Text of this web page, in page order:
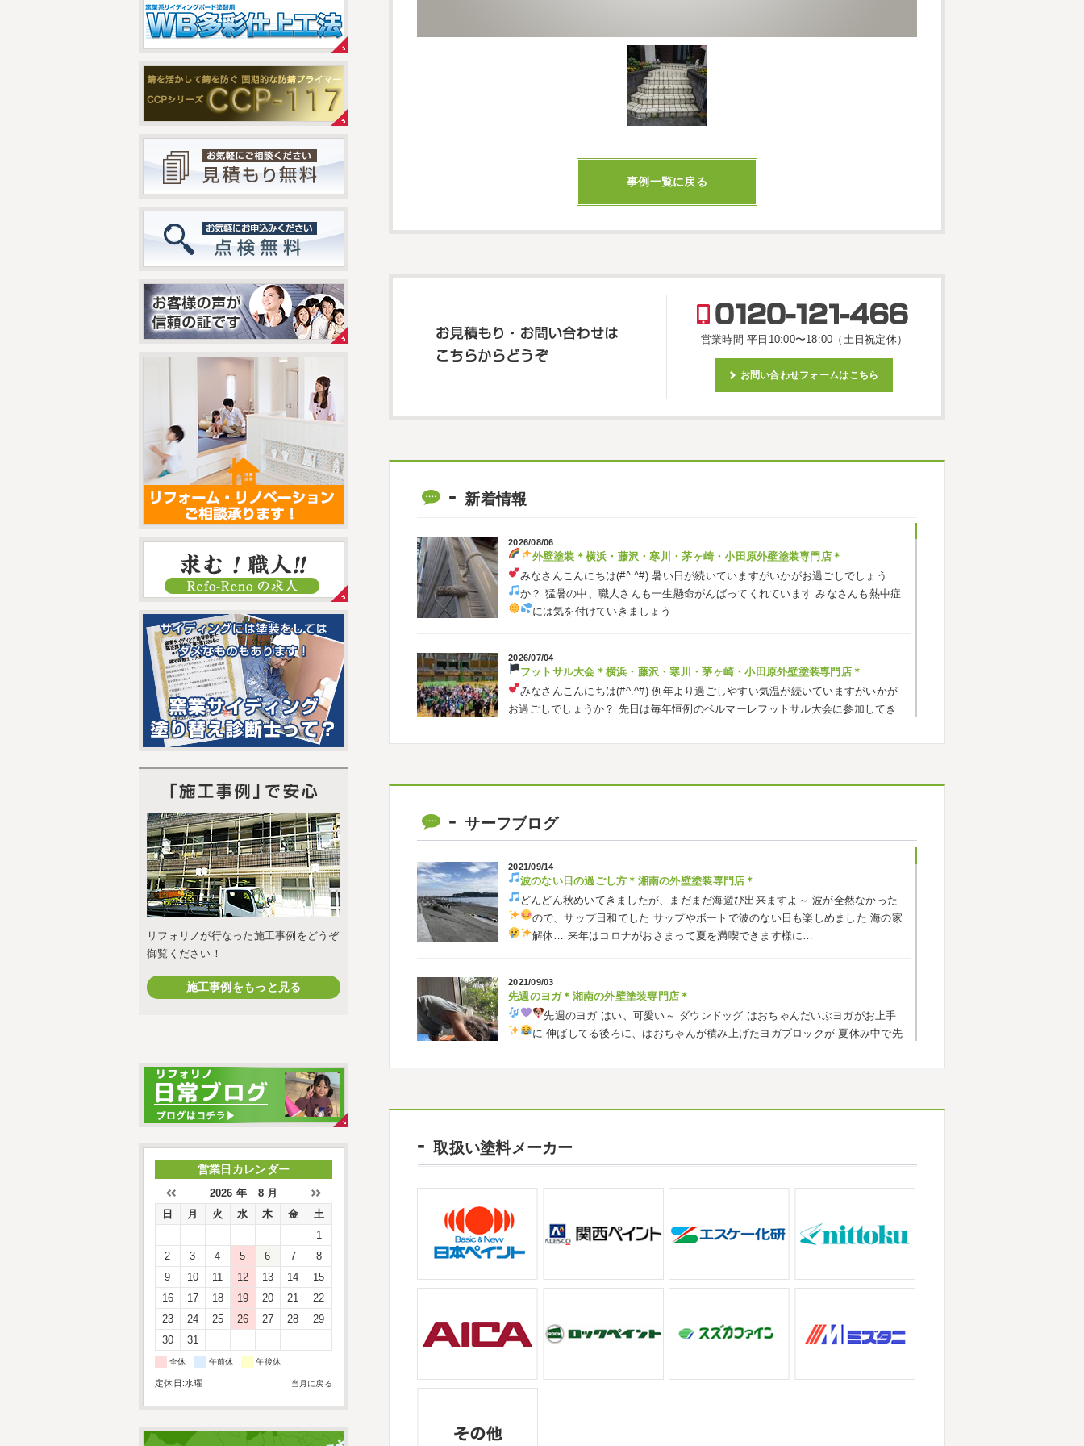
事例一覧に戻る
営業時間 平日10:00〜18:00（土日祝定休）
お問い合わせフォームはこちら
新着情報
2026/08/06
外壁塗装 ＊横浜・藤沢・寒川・茅ヶ崎・小田原外壁塗装専門店＊
みなさんこんにちは(#^.^#)暑い日が続いていますがいかがお過ごしでしょう
か？ 猛暑の中、職人さんも一生懸命がんばってくれています みなさんも熱中症
には気を付けていきましょう
2026/07/04
フットサル大会 ＊横浜・藤沢・寒川・茅ヶ崎・小田原外壁塗装専門店＊
みなさんこんにちは(#^.^#)例年より過ごしやすい気温が続いていますがいかが
お過ごしでしょうか？ 先日は毎年恒例のベルマーレフットサル大会に参加してき
ベルマーレ＊横浜・藤沢・寒川・茅ヶ崎・小田原外壁塗装専門店＊
ようと思います
も会えました今シーズンもよろしくお願いいたします
2026/05/02
自転車＊横浜・藤沢・寒川・茅ヶ崎・小田原外壁塗装専門店＊
みなさんこんにちは ＧＷはいかがお過ごしですか？ 先日は娘と海沿いにある
公園で自転車の練習に行ってきました今まではキックボード派だったので自転
2026/02/26
3連休＊横浜・藤沢・寒川・茅ヶ崎・小田原外壁塗装専門店＊
こんにちは♡ 今週は3連休明けからのスタートでしたね!! 皆様連休はいかがお過ご
ご無沙汰しております
川でも雪が降りましたね近所の公園も雪が積もっていて子供たちは大 ...
2025/12/27
年末年始のお知らせ＊横浜・藤沢・寒川・小田原・茅ヶ崎外壁塗装専門店＊
高配を賜り、厚くお礼申し上げます。 さて、株式会社大野建装では年末年始の休
2025/11/18
みなさんこんにちは(#^.^#)インフルエンザが大流行していますが体調など崩し
サーフブログ
2021/09/14
波のない日の過ごし方 ＊湘南の外壁塗装専門店＊
どんどん秋めいてきましたが、まだまだ海遊び出来ますよ～ 波が全然なかった
ので、サップ日和でした サップやボートで波のない日も楽しめました 海の家
解体… 来年はコロナがおさまって夏を満喫できます様に…
2021/09/03
先週のヨガ＊湘南の外壁塗装専門店＊
先週のヨガはい、可愛い～ ダウンドッグ はおちゃんだいぶヨガがお上手
に 伸ばしてる後ろに、はおちゃんが積み上げたヨガブロックが 夏休み中で先
大量発生!!!＊湘南の外壁塗装専門店＊
日曜日はちょっと寒かったです
ていたのですが、次の日に 身体中が痒い!! チンクイが大量発生している ...
2021/08/16
＊湘南の外壁塗装専門店＊
大変ご無沙汰しております 色々仕事が立て込みブログ更新出来ずでした
かわかりますか？ そうです マービスタでヨガからのスタート最高 ...
2021/06/28
サーフレッスン
＊湘南の外壁塗装専門店＊
久しぶりのサーフィンです!! まずはマービスタでストレッチ今日ははおちゃん
取扱い塗料メーカー
リフォリノが行なった施工事例をどうぞ
御覧ください！
施工事例をもっと見る
営業日カレンダー
2026 年 8 月
日
月 火 水 木 金
土
1
2
3 4 5 6 7
8
9
10 11 12 13 14
15
16
17 18 19 20 21
22
23
24 25 26 27 28
29
30
31
全休 午前休 午後休
当月に戻る
定休日:水曜